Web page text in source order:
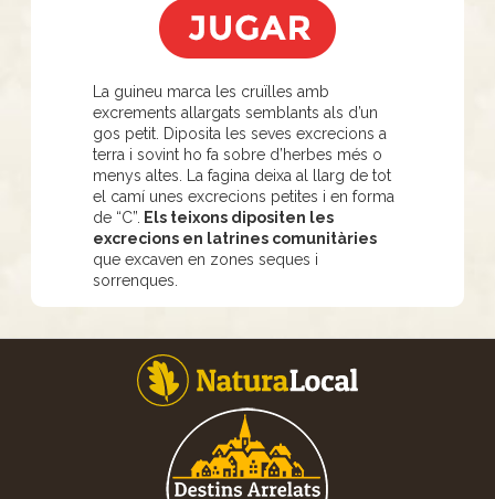
La guineu marca les cruïlles amb
excrements allargats semblants als d’un
gos petit. Diposita les seves excrecions a
terra i sovint ho fa sobre d’herbes més o
menys altes. La fagina deixa al llarg de tot
el camí unes excrecions petites i en forma
de “C”. Els teixons dipositen les
excrecions en latrines comunitàries
que excaven en zones seques i
sorrenques.